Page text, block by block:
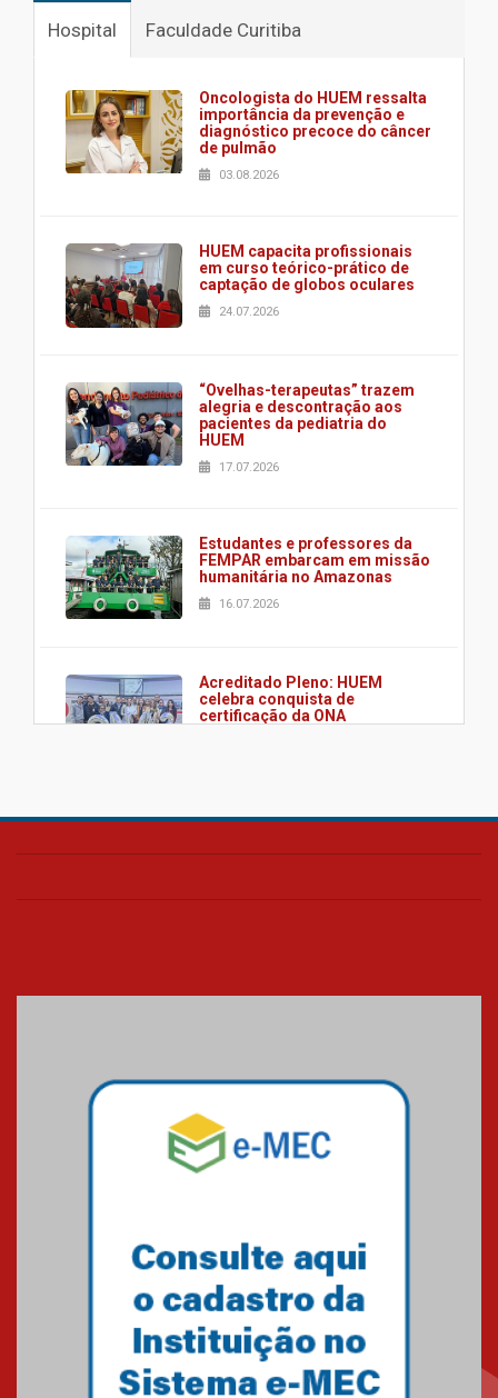
Hospital Faculdade Curitiba
Oncologista do HUEM ressalta
importância da prevenção e
diagnóstico precoce do câncer
de pulmão
03.08.2026
HUEM capacita profissionais
em curso teórico-prático de
captação de globos oculares
24.07.2026
“Ovelhas-terapeutas” trazem
alegria e descontração aos
pacientes da pediatria do
HUEM
17.07.2026
Estudantes e professores da
FEMPAR embarcam em missão
humanitária no Amazonas
16.07.2026
Acreditado Pleno: HUEM
celebra conquista de
certificação da ONA
HUEM é o primeiro hospital do
UTI's inteligentes
referência mundial em
Pós-Asco: evento do HUEM
debate novidades sobre
estudos e tratamentos contra
o câncer
MackPesquisa 2026 prorroga
inscrições até 14 de agosto
15.06.2026